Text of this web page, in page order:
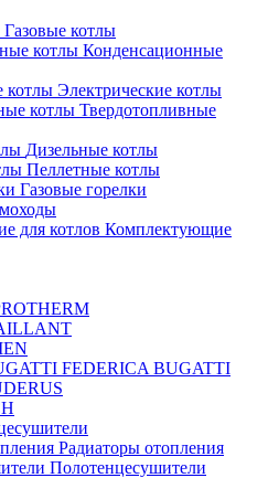
Газовые котлы
Конденсационные
Электрические котлы
Твердотопливные
Дизельные котлы
Пеллетные котлы
Газовые горелки
Комплектующие
FEDERICA BUGATTI
Радиаторы отопления
Полотенцесушители